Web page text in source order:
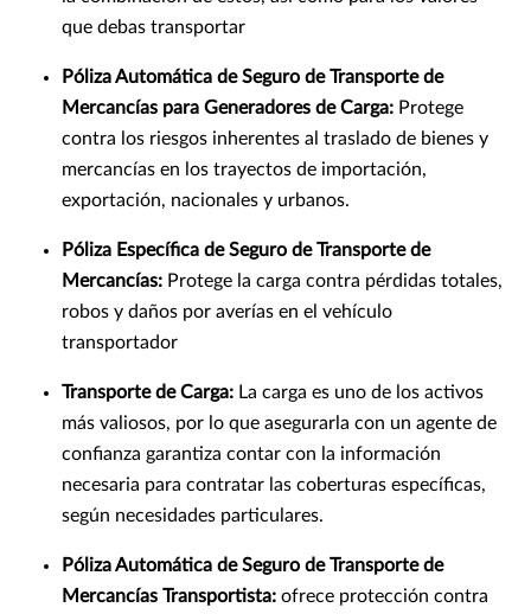
que debas transportar
Póliza Automática de Seguro de Transporte de
Mercancías para Generadores de Carga: Protege
contra los riesgos inherentes al traslado de bienes y
mercancías en los trayectos de importación,
exportación, nacionales y urbanos.
Póliza Específica de Seguro de Transporte de
Mercancías: Protege la carga contra pérdidas totales,
robos y daños por averías en el vehículo
transportador
Transporte de Carga: La carga es uno de los activos
más valiosos, por lo que asegurarla con un agente de
confianza garantiza contar con la información
necesaria para contratar las coberturas específicas,
según necesidades particulares.
Póliza Automática de Seguro de Transporte de
Mercancías Transportista: ofrece protección contra